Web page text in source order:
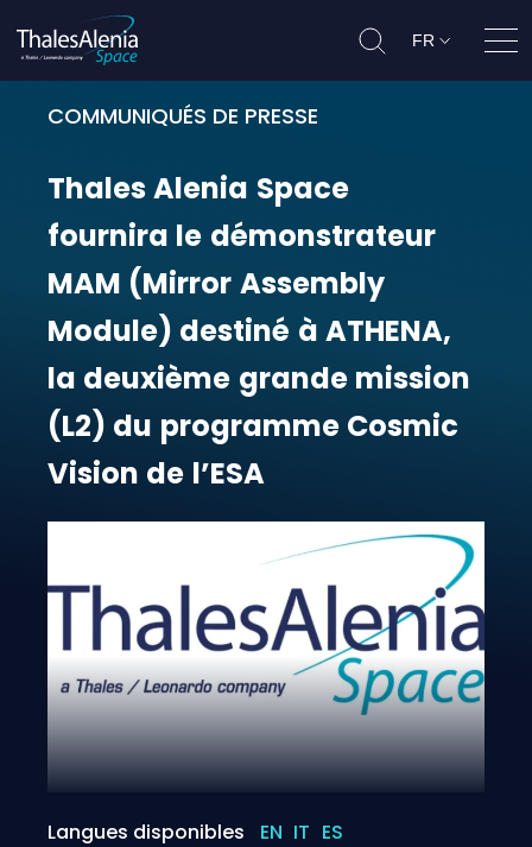
FR
COMMUNIQUÉS DE PRESSE
Thales Alenia Space fournira le
ThalesAlenia Space
fournira le démonstrateur
MAM (Mirror Assembly
Module) destiné à ATHENA,
la deuxième grande mission
(L2) du programme Cosmic
Vision de l’ESA
Langues disponibles EN IT ES